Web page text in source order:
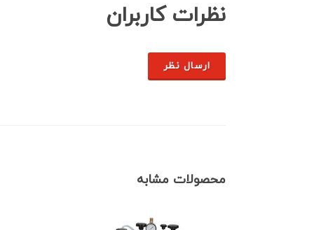
نظرات کاربران
ارسال نظر
محصولات مشابه